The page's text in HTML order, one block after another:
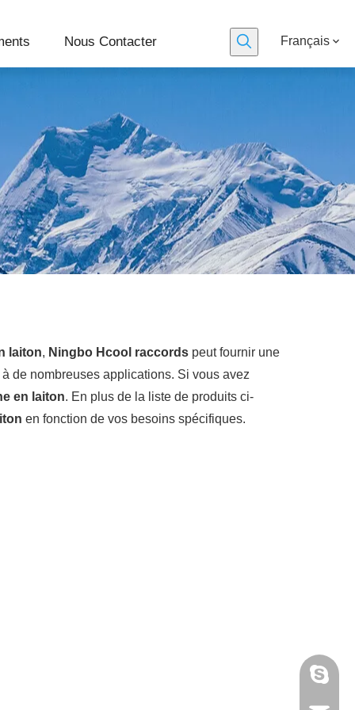
Nous Contacter Français
laiton, Ningbo Hcool raccords peut fournir une
de nombreuses applications. Si vous avez
en laiton. En plus de la liste de produits ci-
en fonction de vos besoins spécifiques.